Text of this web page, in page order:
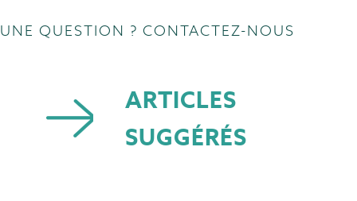
UNE QUESTION ? CONTACTEZ-NOUS
ARTICLES
SUGGÉRÉS